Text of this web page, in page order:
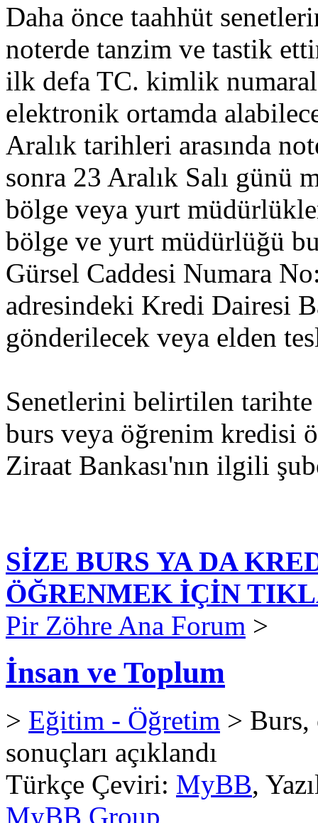
Daha önce taahhüt
noterde tanzim ve tastik
ilk defa TC. kimlik
elektronik ortamda
Aralık tarihleri arasında
sonra 23 Aralık Salı günü
bölge veya yurt
bölge ve yurt müdürlüğü
Gürsel Caddesi Numara
adresindeki Kredi Dairesi
gönderilecek veya elden
Senetlerini belirtilen
burs veya öğrenim kredisi
Ziraat Bankası'nın ilgili
SİZE BURS YA DA
ÖĞRENMEK İÇİN
Pir Zöhre Ana Forum >
İnsan ve Toplum
> Eğitim - Öğretim > Burs,
sonuçları açıklandı
Türkçe Çeviri: MyBB,
MyBB Group